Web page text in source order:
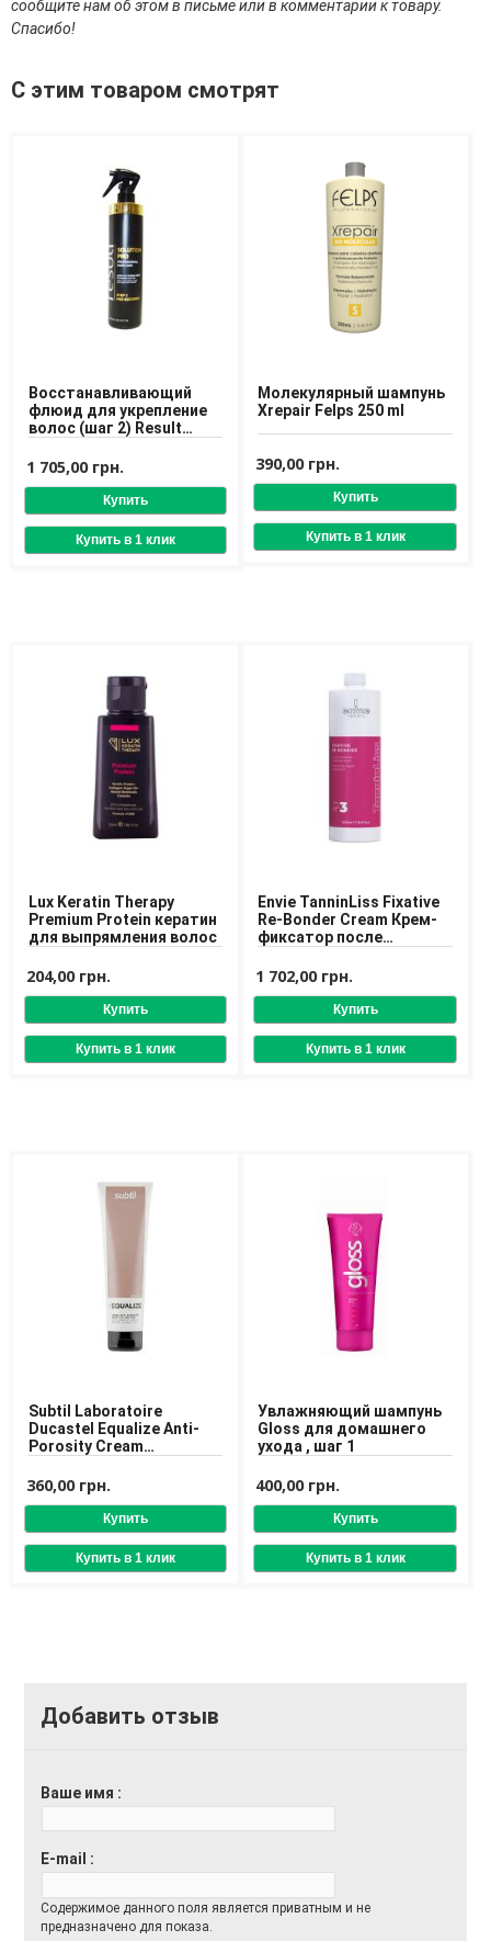
Средства для депиляции
Туалетная вода для тела
Для бороды и усов
Наборы косметики для мужчин
Средства для бритья
Уход для лица
Уход для тела
Уход за мужскими волосами
Каталог
Отзывы
Доставка
Оплата
сообщите нам об этом в письме или в комментарии к товару.
Спасибо!
С этим товаром смотрят
Восстанавливающий
флюид для укрепление
волос (шаг 2) Result
Restorer Solution Pro
1 705,00 грн.
Молекулярный шампунь
Xrepair Felps 250 ml
390,00 грн.
Lux Keratin Therapy
Premium Protein кератин
для выпрямления волос
204,00 грн.
Envie TanninLiss Fixative
Re-Bonder Cream Крем-
фиксатор после
1 702,00 грн.
Subtil Laboratoire
Ducastel Equalize Anti-
Porosity Cream
выравнивания
структуры волос
360,00 грн.
Увлажняющий шампунь
Gloss для домашнего
ухода , шаг 1
400,00 грн.
Добавить отзыв
Ваше имя
E-mail
Содержимое данного поля является приватным и не
предназначено для показа.